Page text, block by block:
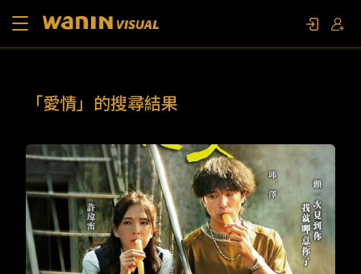
Movie and TV Specials
Contact Us
FAN EVENT
「愛情」的搜尋結果